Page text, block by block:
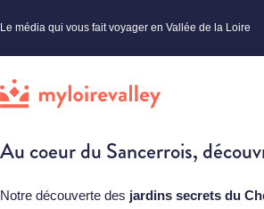
Le média qui vous fait voyager en Vallée de la Loire
Au coeur du Sancerrois,
Notre découverte des jardins secrets du